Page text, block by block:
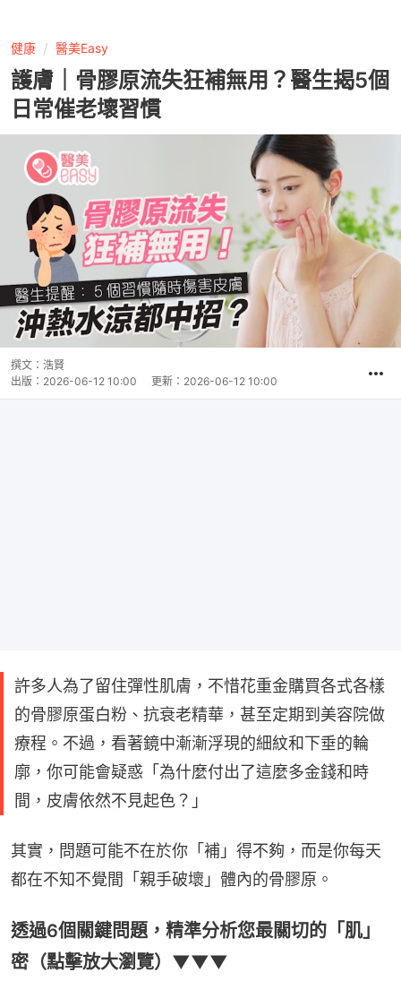
健康 醫美Easy
護膚｜骨膠原流失狂補無用？醫生揭5個
日常催老壞習慣
撰文： 浩賢
出版： 2026-06-12 10:00 更新： 2026-06-12 10:00
許多人為了留住彈性肌膚，不惜花重金購買各式各樣
的骨膠原蛋白粉、抗衰老精華，甚至定期到美容院做
療程。不過，看著鏡中漸漸浮現的細紋和下垂的輪
廓，你可能會疑惑「為什麼付出了這麼多金錢和時
間，皮膚依然不見起色？」
其實，問題可能不在於你「補」得不夠，而是你每天
都在不知不覺間「親手破壞」體內的骨膠原。
透過6個關鍵問題，精準分析您最關切的「肌」
密（點擊放大瀏覽）▼▼▼